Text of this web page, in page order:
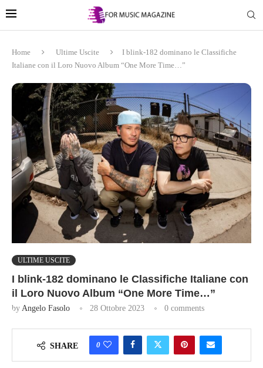
Home Ultime Uscite
I blink-182 dominano le Classifiche
Italiane con il Loro Nuovo Album “One More Time…”
ULTIME USCITE
I blink-182 dominano le Classifiche Italiane con
il Loro Nuovo Album “One More Time…”
by Angelo Fasolo 28 Ottobre 2023 0 comments
SHARE 0